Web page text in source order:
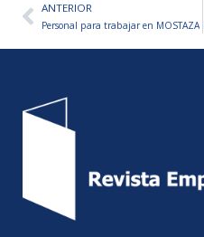
AntANTERIOR
Personal para trabajar en MOSTAZA